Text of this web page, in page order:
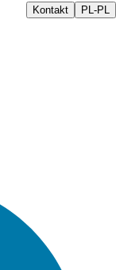
Kontakt PL-PL